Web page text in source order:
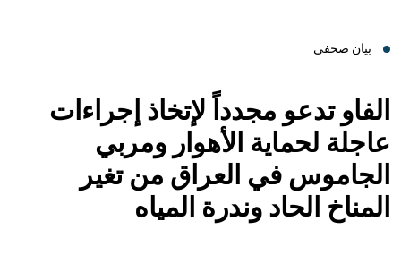
بيان صحفي
الفاو تدعو مجدداً لإتخاذ إجراءات
عاجلة لحماية الأهوار ومربي
الجاموس في العراق من تغير
المناخ الحاد وندرة المياه